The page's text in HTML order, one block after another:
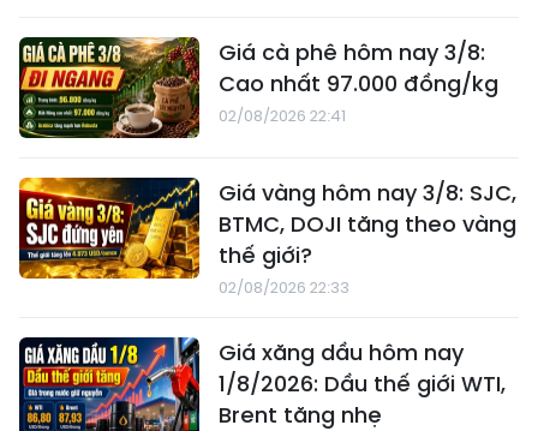
Giá cà phê hôm nay 3/8:
Cao nhất 97.000 đồng/kg
02/08/2026 22:41
Giá vàng hôm nay 3/8: SJC,
BTMC, DOJI tăng theo vàng
thế giới?
02/08/2026 22:33
Giá xăng dầu hôm nay
1/8/2026: Dầu thế giới WTI,
Brent tăng nhẹ